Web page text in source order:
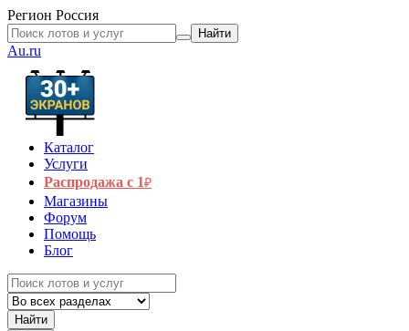
Регион Россия
Найти
Au.ru
Каталог
Услуги
Распродажа с 1₽
Магазины
Форум
Помощь
Блог
Найти